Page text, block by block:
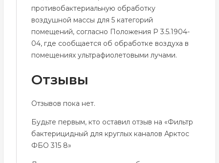
противобактериальную обработку
воздушной массы для 5 категорий
помещений, согласно Положения Р 3.5.1904-
04, где сообщается об обработке воздуха в
помещениях ультрафиолетовыми лучами.
Отзывы
Отзывов пока нет.
Будьте первым, кто оставил отзыв на «Фильтр
бактерицидный для круглых каналов Арктос
ФБО 315 8»